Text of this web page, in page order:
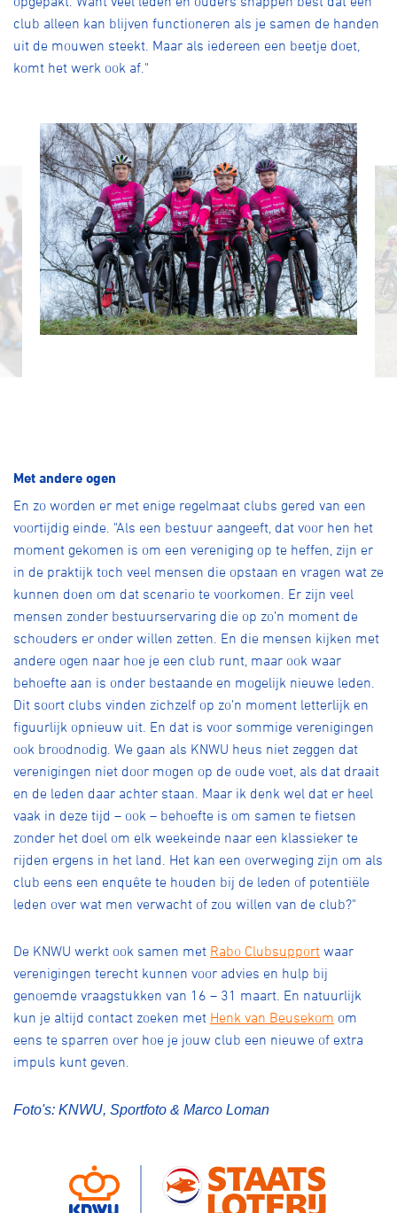
club alleen kan blijven functioneren als je samen de handen
uit de mouwen steekt. Maar als iedereen een beetje doet,
komt het werk ook af."
Met andere ogen
En zo worden er met enige regelmaat clubs gered van een
voortijdig einde. "Als een bestuur aangeeft, dat voor hen het
moment gekomen is om een vereniging op te heffen, zijn er
in de praktijk toch veel mensen die opstaan en vragen wat ze
kunnen doen om dat scenario te voorkomen. Er zijn veel
mensen zonder bestuurservaring die op zo’n moment de
schouders er onder willen zetten. En die mensen kijken met
andere ogen naar hoe je een club runt, maar ook waar
behoefte aan is onder bestaande en mogelijk nieuwe leden.
Dit soort clubs vinden zichzelf op zo’n moment letterlijk en
figuurlijk opnieuw uit. En dat is voor sommige verenigingen
ook broodnodig. We gaan als KNWU heus niet zeggen dat
verenigingen niet door mogen op de oude voet, als dat draait
en de leden daar achter staan. Maar ik denk wel dat er heel
vaak in deze tijd – ook – behoefte is om samen te fietsen
zonder het doel om elk weekeinde naar een klassieker te
rijden ergens in het land. Het kan een overweging zijn om als
club eens een enquête te houden bij de leden of potentiële
leden over wat men verwacht of zou willen van de club?"
De KNWU werkt ook samen met Rabo Clubsupport waar
verenigingen terecht kunnen voor advies en hulp bij
genoemde vraagstukken van 16 – 31 maart. En natuurlijk
kun je altijd contact zoeken met Henk van Beusekom om
eens te sparren over hoe je jouw club een nieuwe of extra
impuls kunt geven.
Foto's: KNWU, Sportfoto & Marco Loman